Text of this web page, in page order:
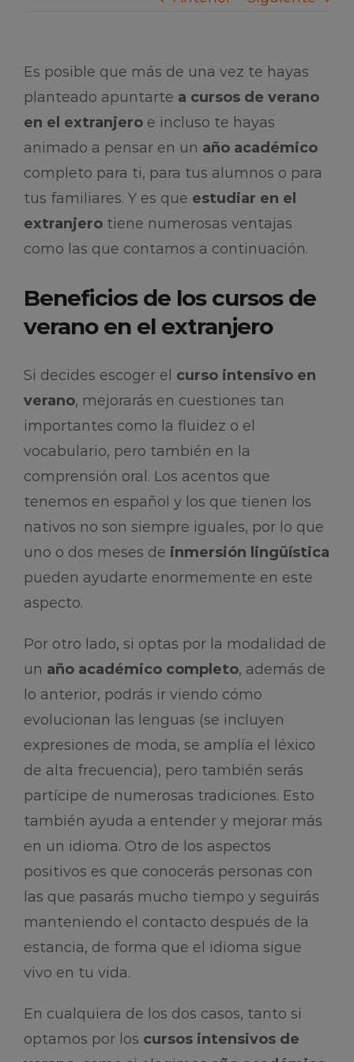
Es posible que más de una vez te hayas
planteado apuntarte a cursos de verano
en el extranjero e incluso te hayas
animado a pensar en un año académico
completo para ti, para tus alumnos o para
tus familiares. Y es que estudiar en el
extranjero tiene numerosas ventajas
como las que contamos a continuación.
Beneficios de los cursos de
verano en el extranjero
Si decides escoger el curso intensivo en
verano, mejorarás en cuestiones tan
importantes como la fluidez o el
vocabulario, pero también en la
comprensión oral. Los acentos que
tenemos en español y los que tienen los
nativos no son siempre iguales, por lo que
uno o dos meses de inmersión lingüística
pueden ayudarte enormemente en este
aspecto.
Por otro lado, si optas por la modalidad de
un año académico completo, además de
lo anterior, podrás ir viendo cómo
evolucionan las lenguas (se incluyen
expresiones de moda, se amplía el léxico
de alta frecuencia), pero también serás
partícipe de numerosas tradiciones. Esto
también ayuda a entender y mejorar más
en un idioma. Otro de los aspectos
positivos es que conocerás personas con
las que pasarás mucho tiempo y seguirás
manteniendo el contacto después de la
estancia, de forma que el idioma sigue
vivo en tu vida.
En cualquiera de los dos casos, tanto si
optamos por los cursos intensivos de